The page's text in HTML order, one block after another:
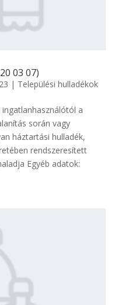
03 07)
| Települési hulladékok
a
során vagy
háztartási hulladék,
rendszeresített
Egyéb adatok: